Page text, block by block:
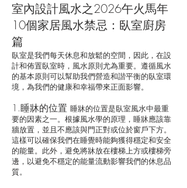
室內設計風水之2026午火馬年
10個家居風水禁忌：臥室廚房
篇
臥室是我們每天休息和放鬆的空間，因此，在設
計和佈置臥室時，風水原則尤為重要。遵循風水
的基本原則可以幫助我們營造和諧平衡的臥室環
境，為我們的健康和幸福帶來正面影響。
1.睡牀的位置 睡牀的位置是臥室風水中最重
要的因素之一。根據風水學的原理，睡牀應該靠
牆放置，並且不應該與門正對或位於窗戶下方。
這樣可以確保我們在睡覺時能夠獲得穩定和安全
的能量。此外，避免將牀放在樓梯上方或樓梯旁
邊，以避免不穩定的能量流動影響我們的休息品
質。